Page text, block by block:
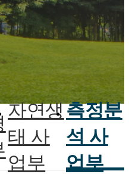
자연생
태 사
업부
측정분
석 사
업부